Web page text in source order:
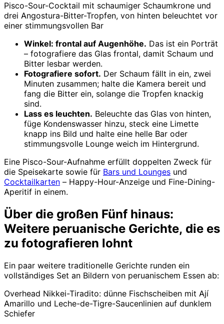
Pisco-Sour-Cocktail mit schaumiger Schaumkrone und
drei Angostura-Bitter-Tropfen, von hinten beleuchtet vor
einer stimmungsvollen Bar
Winkel: frontal auf Augenhöhe. Das ist ein Porträt
– fotografiere das Glas frontal, damit Schaum und
Bitter lesbar werden.
Fotografiere sofort. Der Schaum fällt in ein, zwei
Minuten zusammen; halte die Kamera bereit und
fang die Bitter ein, solange die Tropfen knackig
sind.
Lass es leuchten. Beleuchte das Glas von hinten,
füge Kondenswasser hinzu, steck eine Limette
knapp ins Bild und halte eine helle Bar oder
stimmungsvolle Lounge weich im Hintergrund.
Eine Pisco-Sour-Aufnahme erfüllt doppelten Zweck für
die Speisekarte sowie für Bars und Lounges und
Cocktailkarten – Happy-Hour-Anzeige und Fine-Dining-
Aperitif in einem.
Über die großen Fünf hinaus:
Weitere peruanische Gerichte, die es
zu fotografieren lohnt
Ein paar weitere traditionelle Gerichte runden ein
vollständiges Set an Bildern von peruanischem Essen ab:
Overhead Nikkei-Tiradito: dünne Fischscheiben mit Ají
Amarillo und Leche-de-Tigre-Saucenlinien auf dunklem
Schiefer